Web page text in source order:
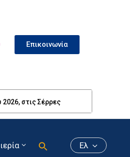
Επικοινωνία
στις Σέρρες
Ελ